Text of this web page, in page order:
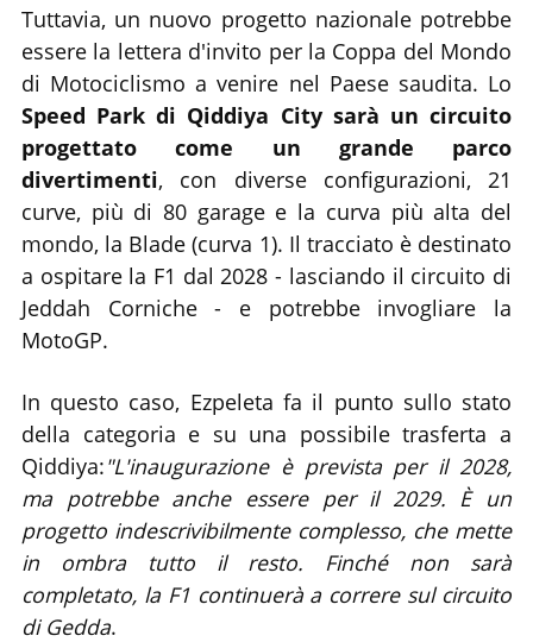
Tuttavia, un nuovo progetto nazionale potrebbe
essere la lettera d'invito per la Coppa del Mondo
di Motociclismo a venire nel Paese saudita. Lo
Speed Park di Qiddiya City sarà un circuito
progettato come un grande parco
divertimenti, con diverse configurazioni, 21
curve, più di 80 garage e la curva più alta del
mondo, la Blade (curva 1). Il tracciato è destinato
a ospitare la F1 dal 2028 - lasciando il circuito di
Jeddah Corniche - e potrebbe invogliare la
MotoGP.
In questo caso, Ezpeleta fa il punto sullo stato
della categoria e su una possibile trasferta a
Qiddiya:"L'inaugurazione è prevista per il 2028,
ma potrebbe anche essere per il 2029. È un
progetto indescrivibilmente complesso, che mette
in ombra tutto il resto. Finché non sarà
completato, la F1 continuerà a correre sul circuito
di Gedda.